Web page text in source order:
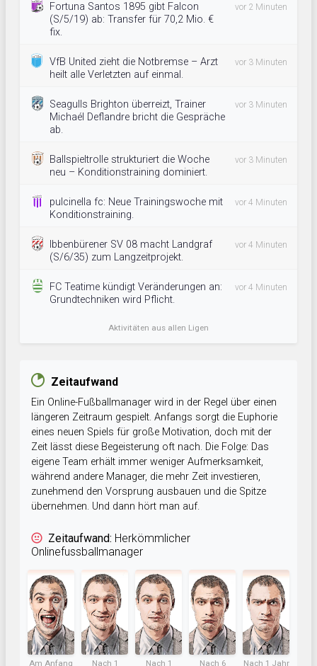
Fortuna Santos 1895 gibt Falcon
(S/5/19) ab: Transfer für 70,2 Mio. €
fix.
vor 2 Minuten
VfB United zieht die Notbremse – Arzt
heilt alle Verletzten auf einmal.
vor 3 Minuten
Seagulls Brighton überreizt, Trainer
Michaél Deflandre bricht die Gespräche
ab.
vor 3 Minuten
Ballspieltrolle strukturiert die Woche
neu – Konditionstraining dominiert.
vor 3 Minuten
pulcinella fc: Neue Trainingswoche mit
Konditionstraining.
vor 4 Minuten
Ibbenbürener SV 08 macht Landgraf
(S/6/35) zum Langzeitprojekt.
vor 4 Minuten
FC Teatime kündigt Veränderungen an:
Grundtechniken wird Pflicht.
vor 4 Minuten
Aktivitäten aus allen Ligen
Zeitaufwand
Ein Online-Fußballmanager wird in der Regel über einen
längeren Zeitraum gespielt. Anfangs sorgt die Euphorie
eines neuen Spiels für große Motivation, doch mit der
Zeit lässt diese Begeisterung oft nach. Die Folge: Das
eigene Team erhält immer weniger Aufmerksamkeit,
während andere Manager, die mehr Zeit investieren,
zunehmend den Vorsprung ausbauen und die Spitze
übernehmen. Und dann hört man auf.
Zeitaufwand: Herkömmlicher
Onlinefussballmanager
Am Anfang
Nach 1
Nach 1
Nach 6
Nach 1 Jahr